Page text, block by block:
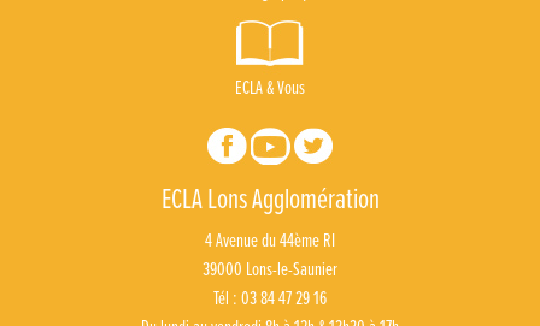
ECLA & Vous
ECLA Lons Agglomération
4 Avenue du 44ème RI
39000 Lons-le-Saunier
Tél : 03 84 47 29 16